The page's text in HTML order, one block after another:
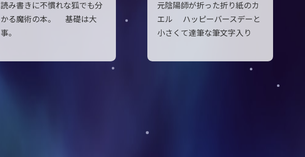
読み書きに不慣れな狐でも分
かる魔術の本。 基礎は大
事。
元陰陽師が折った折り紙のカ
エル ハッピーバースデーと
小さくて達筆な筆文字入り